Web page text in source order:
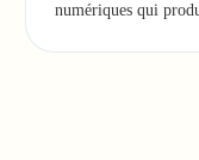
numériques qui